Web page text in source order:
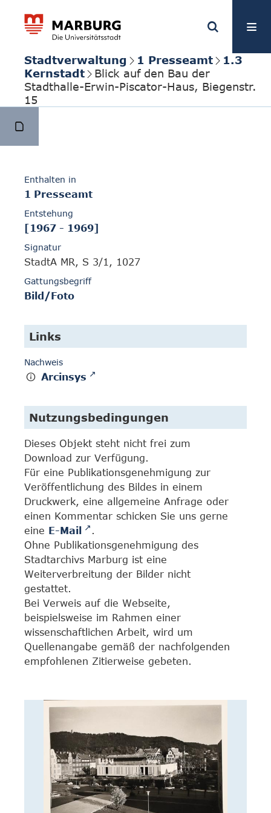
Stadtverwaltung 1 Presseamt
1.3
Kernstadt
Blick auf den Bau der
Stadthalle-Erwin-Piscator-Haus, Biegenstr.
15
Enthalten in
1 Presseamt
Entstehung
[1967 - 1969]
Signatur
StadtA MR, S 3/1, 1027
Gattungsbegriff
Bild/Foto
Links
Nachweis
Arcinsys
Nutzungsbedingungen
Dieses Objekt steht nicht frei zum
Download zur Verfügung.
Für eine Publikationsgenehmigung zur
Veröffentlichung des Bildes in einem
Druckwerk, eine allgemeine Anfrage oder
einen Kommentar schicken Sie uns gerne
eine E-Mail
.
Ohne Publikationsgenehmigung des
Stadtarchivs Marburg ist eine
Weiterverbreitung der Bilder nicht
gestattet.
Bei Verweis auf die Webseite,
beispielsweise im Rahmen einer
wissenschaftlichen Arbeit, wird um
Quellenangabe gemäß der nachfolgenden
empfohlenen Zitierweise gebeten.